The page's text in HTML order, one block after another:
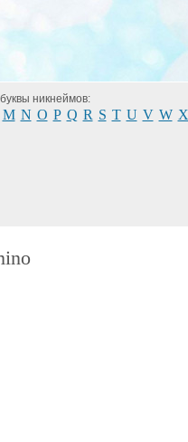
никнеймов:
M N O P Q R S T U V W X